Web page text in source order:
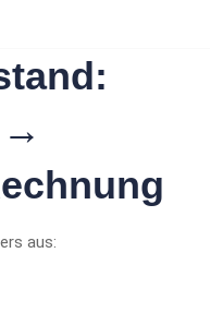
→
aus: